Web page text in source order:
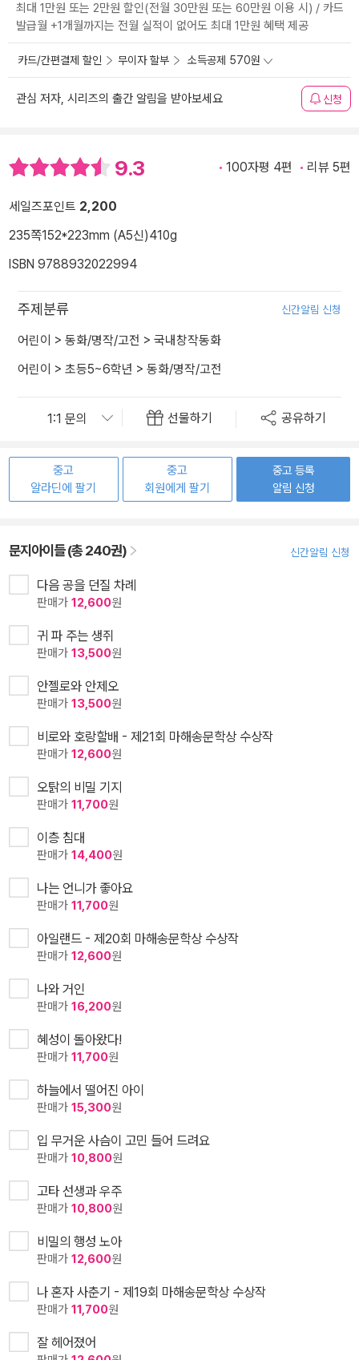
최대 1만원 또는 2만원 할인(전월 30만원 또는 60만원 이용 시) / 카드
발급월 +1개월까지는 전월 실적이 없어도 최대 1만원 혜택 제공
카드/간편결제 할인 무이자 할부 소득공제 570원
관심 저자, 시리즈의 출간 알림을 받아보세요 신청
9.3 100자평 4편 리뷰 5편
세일즈포인트 2,200
235쪽152*223mm (A5신)410g
ISBN 9788932022994
주제분류 신간알림 신청
어린이 > 동화/명작/고전 > 국내창작동화
어린이 > 초등5~6학년 > 동화/명작/고전
선물하기 공유하기
중고
알라딘에 팔기
중고
회원에게 팔기
중고 등록
알림 신청
문지아이들 (총 240권) 신간알림 신청
다음 공을 던질 차례
판매가 12,600원
귀 파 주는 생쥐
판매가 13,500원
안젤로와 안제오
판매가 13,500원
비로와 호랑할배 - 제21회 마해송문학상 수상작
판매가 12,600원
오탉의 비밀 기지
판매가 11,700원
이층 침대
판매가 14,400원
나는 언니가 좋아요
판매가 11,700원
아일랜드 - 제20회 마해송문학상 수상작
판매가 12,600원
나와 거인
판매가 16,200원
혜성이 돌아왔다!
판매가 11,700원
하늘에서 떨어진 아이
판매가 15,300원
입 무거운 사슴이 고민 들어 드려요
판매가 10,800원
고타 선생과 우주
판매가 10,800원
비밀의 행성 노아
판매가 12,600원
나 혼자 사춘기 - 제19회 마해송문학상 수상작
판매가 11,700원
잘 헤어졌어